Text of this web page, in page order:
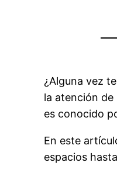
¿Alguna vez
la atención de
es conocido
En este
espacios